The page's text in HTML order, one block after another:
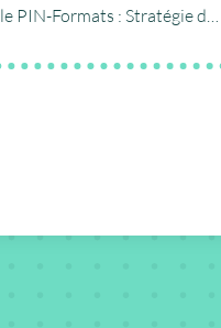
Webinaire cellule PIN-Formats : Stratégie de préservation